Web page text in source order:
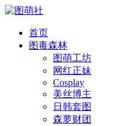
首页
图毒森林
图萌工坊
网红正妹
Cosplay
美丝博主
日韩套图
森萝财团